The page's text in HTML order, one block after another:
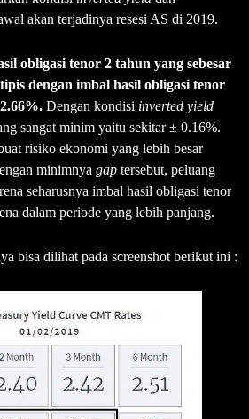
akan terjadinya resesi AS di 2019.
obligasi tenor 2 tahun yang sebesar
dengan imbal hasil obligasi tenor
Dengan kondisi inverted yield
sangat minim yaitu sekitar ± 0.16%.
risiko ekonomi yang lebih besar
minimnya gap tersebut, peluang
seharusnya imbal hasil obligasi tenor
dalam periode yang lebih panjang.
bisa dilihat pada screenshot berikut ini :